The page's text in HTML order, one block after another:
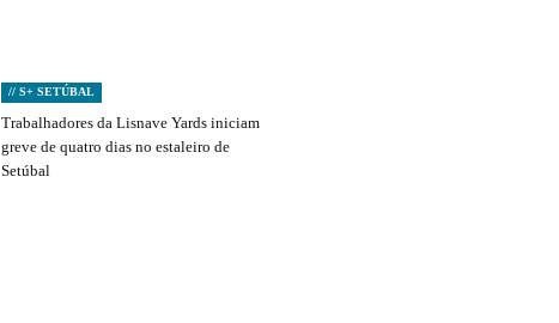
// S+ SETÚBAL
Trabalhadores da Lisnave Yards iniciam
greve de quatro dias no estaleiro de
Setúbal